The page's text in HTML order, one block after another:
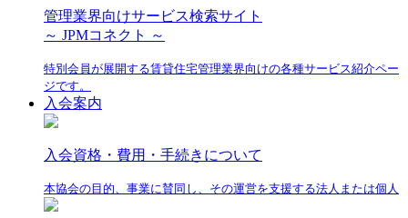
管理業界向けサービス検索サイト
～ JPMコネクト ～
特別会員が展開する賃貸住宅管理業界向けの各種サービス紹介ペー
ジです。
入会案内
入会資格・費用・手続きについて
本協会の目的、事業に賛同し、その運営を支援する法人または個人